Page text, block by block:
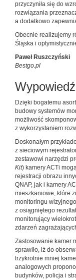
przyczyniła się do
rozwiązania
a dodatkowo
Obecnie realizujemy
Śląska i
Paweł Ruszczyński
Bestgo.pl
Dzięki bogatemu
budowy systemów
możliwość
z wykorzystaniem
Doskonałym
z sieciowym
zestawowi narzędzi
Kit) kamery ACTi
rejestracji obrazu
QNAP, jak i kamery
mieszkaniowe, które
monitoringu
z osiągniętego
monitorujący
zdarzeń
Zastosowanie kamer
sprawiło, iż do
trzykrotnie mniej
analogowych
budynków, policja i